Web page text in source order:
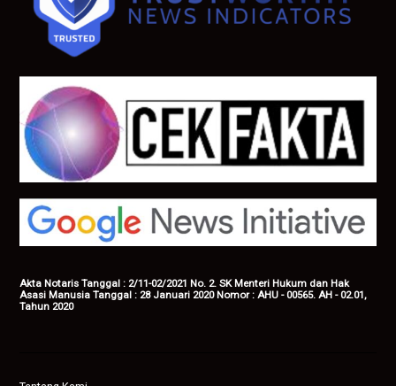
Akta Notaris Tanggal : 2/11-02/2021 No. 2. SK Menteri Hukum dan Hak
Asasi Manusia Tanggal : 28 Januari 2020 Nomor : AHU - 00565. AH - 02.01,
Tahun 2020